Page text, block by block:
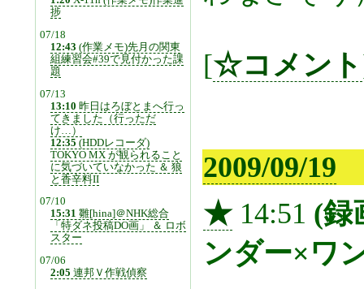
捗
07/18
12:43 (作業メモ)先月の関東
組練習会#39で見付かった課
題
07/13
13:10 昨日はろぼとまへ行っ
てきました（行っただ
け…）
12:35 (HDDレコーダ)
TOKYO MX が観られること
に気づいていなかった ＆ 狼
と香辛料II
07/10
15:31 雛[hina]＠NHK総合
「特ダネ投稿DO画」 ＆ ロボ
スター
07/06
2:05 連邦Ｖ作戦偵察
[☆コメント
2009/09/19
★ 14:51 (録
ンダー×ワ